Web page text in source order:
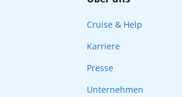
Cruise & Help
Karriere
Presse
Unternehmen